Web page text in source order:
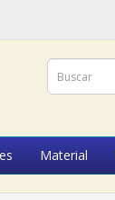
Material